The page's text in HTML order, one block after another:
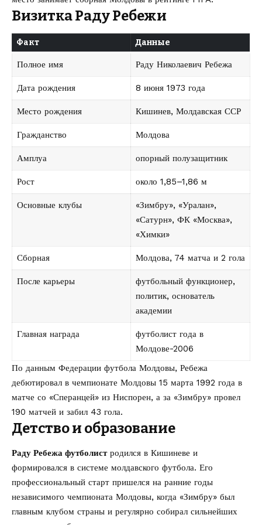
Визитка Раду Ребежи
Факт Данные
Полное имя Раду Николаевич Ребежа
Дата рождения 8 июня 1973 года
Место рождения Кишинев, Молдавская ССР
Гражданство Молдова
Амплуа опорный полузащитник
Рост около 1,85–1,86 м
Основные клубы
«Зимбру», «Уралан»,
«Сатурн», ФК «Москва»,
«Химки»
Сборная Молдова, 74 матча и 2 гола
После карьеры
футбольный функционер,
политик, основатель
академии
Главная награда
футболист года в
Молдове-2006
По данным Федерации футбола Молдовы, Ребежа
дебютировал в чемпионате Молдовы 15 марта 1992 года в
матче со «Сперанцей» из Ниспорен, а за «Зимбру» провел
190 матчей и забил 43 гола.
Детство и образование
Раду Ребежа футболистродился в Кишиневе и
формировался в системе молдавского футбола. Его
профессиональный старт пришелся на ранние годы
независимого чемпионата Молдовы, когда «Зимбру» был
главным клубом страны и регулярно собирал сильнейших